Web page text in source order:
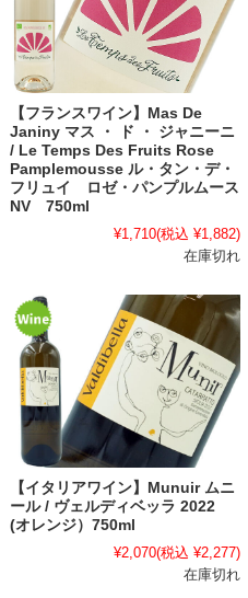
【フランスワイン】Mas De
Janiny マス ・ ド ・ ジャニーニ
/ Le Temps Des Fruits Rose
Pamplemousse ル・タン・デ・
フリュイ ロゼ・パンプルムース
NV 750ml
¥1,710(税込 ¥1,882)
在庫切れ
【イタリアワイン】Munuir ムニ
ール / ヴェルディベッラ 2022
(オレンジ）750ml
¥2,070(税込 ¥2,277)
在庫切れ